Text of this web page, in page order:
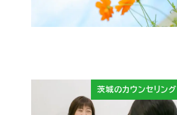
茨城のカウンセリング